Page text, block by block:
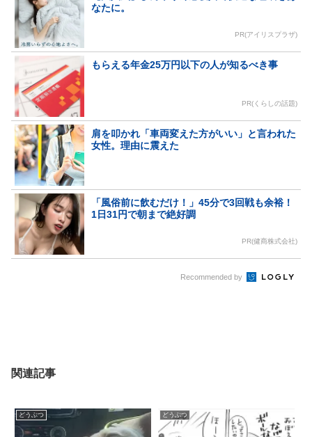
なたに。
PR(アイリスプラザ)
もらえる年金25万円以下の人が知るべき事
PR(くらしの話題)
肩を叩かれ「車両変えた方がいい」と言われた
女性。理由に震えた
「風俗前に飲むだけ！」45分で3回戦も余裕！
1日31円で朝まで絶好調
PR(健商株式会社)
Recommended by
関連記事
どうぶつ どうぶつ